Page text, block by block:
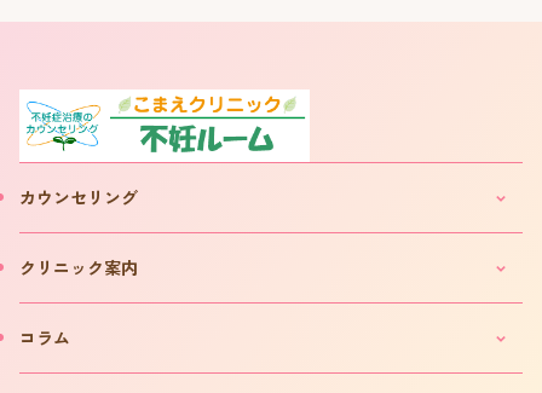
カウンセリング
IVF(体外受精)カウンセリングのご案内
カウンセリング予約について
クリニック案内
院長プロフィール
コラム